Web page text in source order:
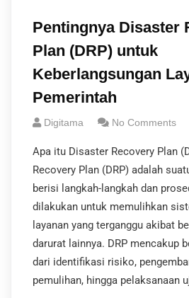
Pentingnya Disaster
Plan (DRP) untuk
Keberlangsungan
Pemerintah
Digitama No Comments
Apa itu Disaster Recovery Plan
Recovery Plan (DRP) adalah
berisi langkah-langkah dan
dilakukan untuk memulihkan
layanan yang terganggu akibat
darurat lainnya. DRP mencakup
dari identifikasi risiko,
pemulihan, hingga pelaksanaan